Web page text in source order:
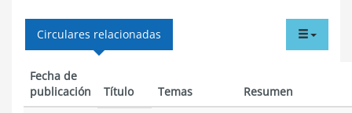
menu
Circulares relacionadas
Fecha de
publicación
Título Temas
Resumen